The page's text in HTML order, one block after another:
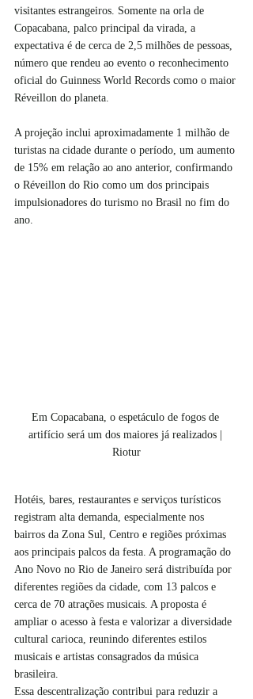
visitantes estrangeiros. Somente na orla de
Copacabana, palco principal da virada, a
expectativa é de cerca de 2,5 milhões de pessoas,
número que rendeu ao evento o reconhecimento
oficial do Guinness World Records como o maior
Réveillon do planeta.
A projeção inclui aproximadamente 1 milhão de
turistas na cidade durante o período, um aumento
de 15% em relação ao ano anterior, confirmando
o Réveillon do Rio como um dos principais
impulsionadores do turismo no Brasil no fim do
ano.
Em Copacabana, o espetáculo de fogos de
artifício será um dos maiores já realizados |
Riotur
Hotéis, bares, restaurantes e serviços turísticos
registram alta demanda, especialmente nos
bairros da Zona Sul, Centro e regiões próximas
aos principais palcos da festa. A programação do
Ano Novo no Rio de Janeiro será distribuída por
diferentes regiões da cidade, com 13 palcos e
cerca de 70 atrações musicais. A proposta é
ampliar o acesso à festa e valorizar a diversidade
cultural carioca, reunindo diferentes estilos
musicais e artistas consagrados da música
brasileira.
Essa descentralização contribui para reduzir a